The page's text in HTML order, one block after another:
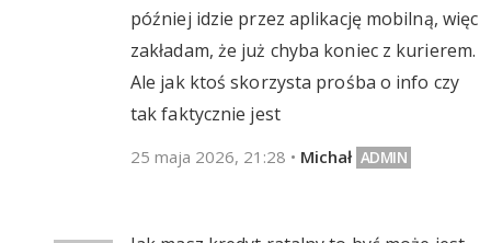
później idzie przez aplikację mobilną, więc
zakładam, że już chyba koniec z kurierem.
Ale jak ktoś skorzysta prośba o info czy
tak faktycznie jest
25 maja 2026, 21:28 • Michał